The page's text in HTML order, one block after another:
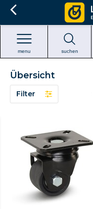
suchen
menu
Übersicht
Filter